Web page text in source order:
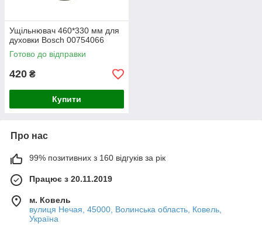
Ущільнювач 460*330 мм для
духовки Bosch 00754066
Готово до відправки
420 ₴
Купити
Про нас
99% позитивних з 160 відгуків за рік
Працює з 20.11.2019
м. Ковель
вулиця Нечая, 45000, Волинська область, Ковель,
Україна